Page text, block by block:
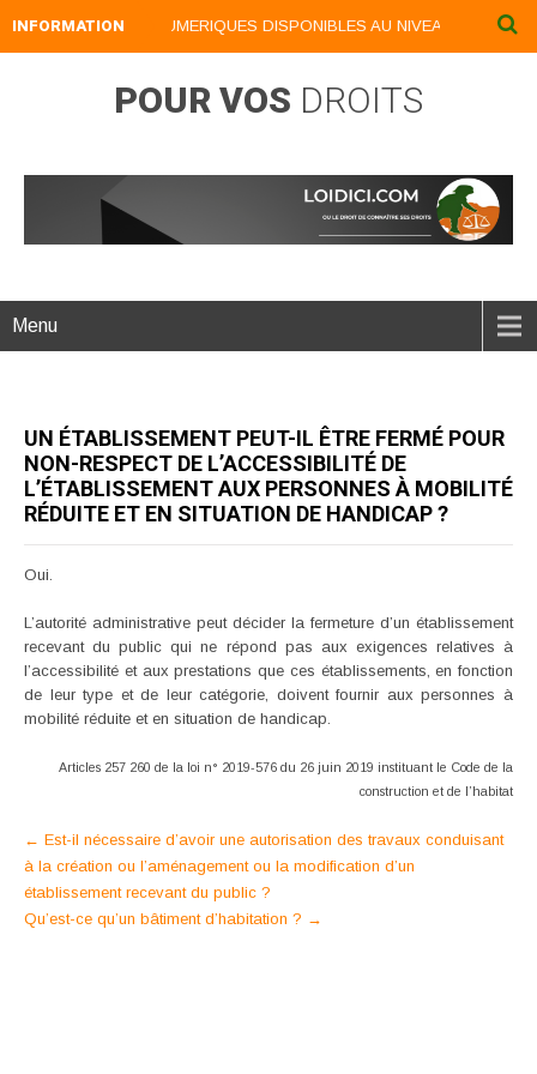
INFORMATION
NOS LIVRES NUMERIQUES DISPONIBLES AU NIVEAU DU
POUR VOS DROITS
Menu
UN ÉTABLISSEMENT PEUT-IL ÊTRE FERMÉ POUR
NON-RESPECT DE L’ACCESSIBILITÉ DE
L’ÉTABLISSEMENT AUX PERSONNES À MOBILITÉ
RÉDUITE ET EN SITUATION DE HANDICAP ?
Oui.
L’autorité administrative peut décider la fermeture d’un établissement
recevant du public qui ne répond pas aux exigences relatives à
l’accessibilité et aux prestations que ces établissements, en fonction
de leur type et de leur catégorie, doivent fournir aux personnes à
mobilité réduite et en situation de handicap.
Articles 257 260 de la loi n° 2019-576 du 26 juin 2019 instituant le Code de la
construction et de l’habitat
Post
navigation
← Est-il nécessaire d’avoir une autorisation des travaux conduisant
à la création ou l’aménagement ou la modification d’un
établissement recevant du public ?
Qu’est-ce qu’un bâtiment d’habitation ? →